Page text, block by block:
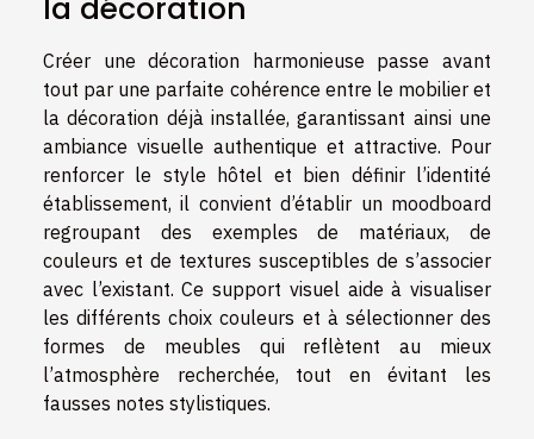
la décoration
Créer une décoration harmonieuse passe avant
tout par une parfaite cohérence entre le mobilier et
la décoration déjà installée, garantissant ainsi une
ambiance visuelle authentique et attractive. Pour
renforcer le style hôtel et bien définir l’identité
établissement, il convient d’établir un moodboard
regroupant des exemples de matériaux, de
couleurs et de textures susceptibles de s’associer
avec l’existant. Ce support visuel aide à visualiser
les différents choix couleurs et à sélectionner des
formes de meubles qui reflètent au mieux
l’atmosphère recherchée, tout en évitant les
fausses notes stylistiques.